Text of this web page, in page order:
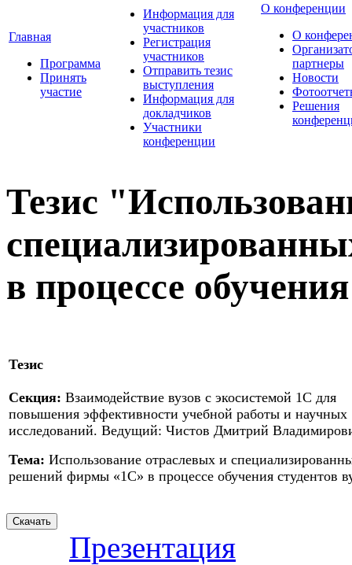
Главная
Программа
Принять
участие
Информация для
участников
Регистрация
участников
Отправить тезис
выступления
Информация для
докладчиков
Участники
конференции
О конференции
О
партнеры
Новости
Решения
Тезис
в процессе
Тезис
Секция: Взаимодействие вузов с экосистемой 1С для
повышения эффективности учебной работы и научных
исследований. Ведущий: Чистов Дмитрий
Тема: Использование отраслевых и
решений фирмы «1С» в процессе обучения студентов
Презентация